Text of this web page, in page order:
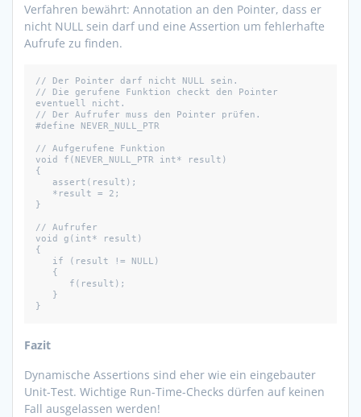
Verfahren bewährt: Annotation an den Pointer, dass er
nicht NULL sein darf und eine Assertion um fehlerhafte
Aufrufe zu finden.
// Der Pointer darf nicht NULL sein.
// Die gerufene Funktion checkt den Pointer
eventuell nicht.
// Der Aufrufer muss den Pointer prüfen.
#define NEVER_NULL_PTR
// Aufgerufene Funktion
void f(NEVER_NULL_PTR int* result)
{
}
// Aufrufer
void g(int* result)
{
Fazit
Dynamische Assertions sind eher wie ein eingebauter
Unit-Test. Wichtige Run-Time-Checks dürfen auf keinen
Fall ausgelassen werden!